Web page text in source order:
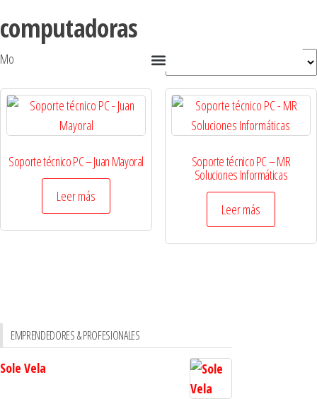
computadoras
Mostrando los 2 resultados
Soporte técnico PC – Juan Mayoral
Leer más
Soporte técnico PC – MR
Soluciones Informáticas
Leer más
EMPRENDEDORES & PROFESIONALES
Sole Vela